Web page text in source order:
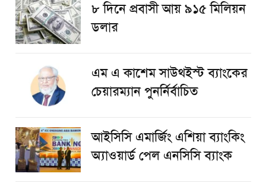
৮ দিনে প্রবাসী আয় ৯১৫ মিলিয়ন
ডলার
এম এ কাশেম সাউথইস্ট ব্যাংকের
চেয়ারম্যান পুনর্নির্বাচিত
আইসিসি এমার্জিং এশিয়া ব্যাংকিং
অ্যাওয়ার্ড পেল এনসিসি ব্যাংক